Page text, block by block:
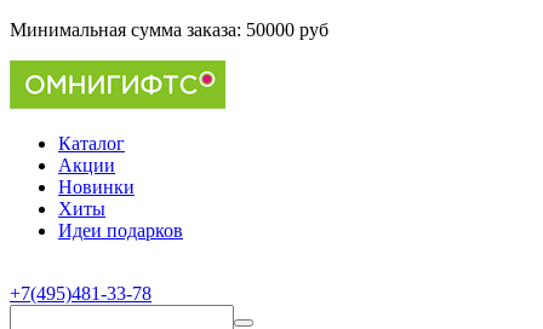
Минимальная сумма заказа: 50000 руб
Каталог
Акции
Новинки
Хиты
Идеи подарков
+7(495)481-33-78